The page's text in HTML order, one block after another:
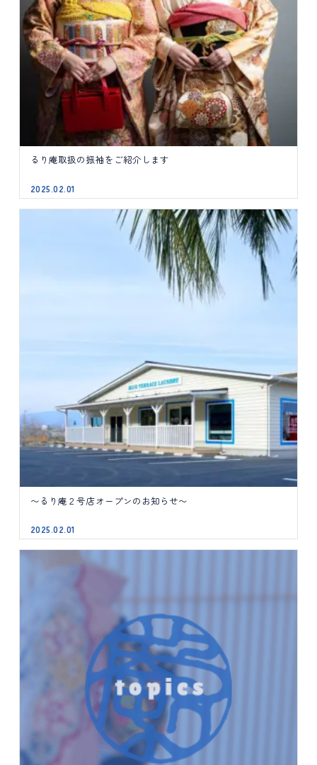
るり庵取扱の振袖をご紹介します
2025.02.01
〜るり庵２号店オープンのお知らせ〜
2025.02.01